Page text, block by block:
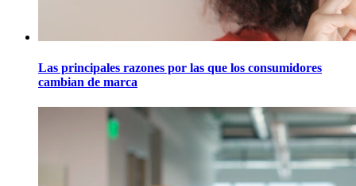
Las principales razones por las que los consumidores
cambian de marca